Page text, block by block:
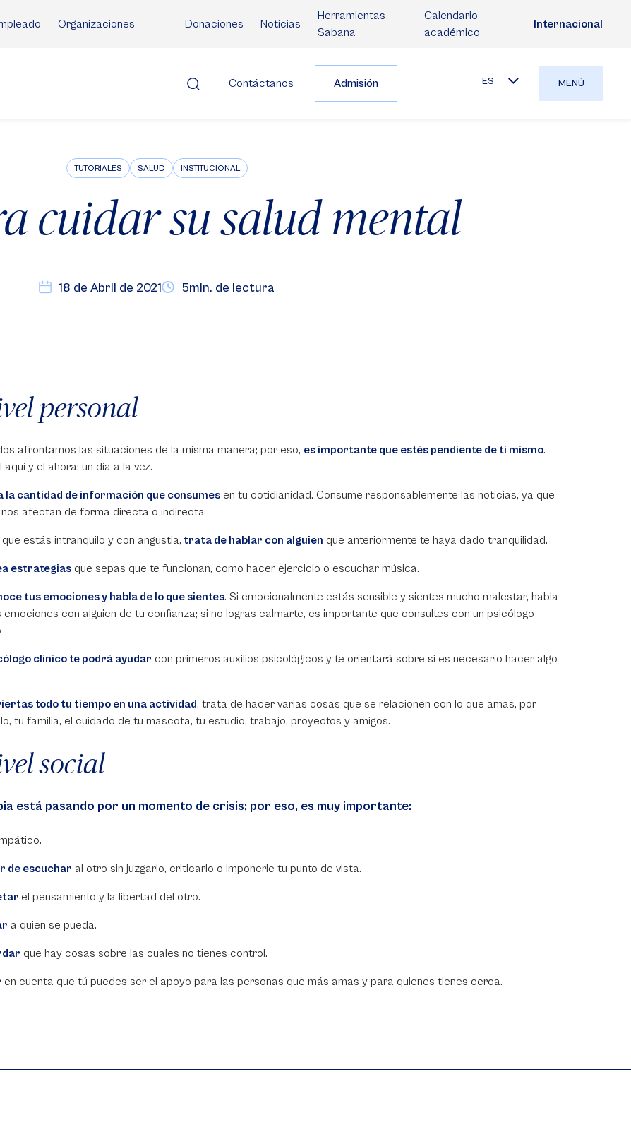
Organizaciones Donaciones Noticias
Herramientas
Sabana
Calendario
académico
Internacional
Contáctanos Admisión ES MENÚ
TUTORIALES SALUD INSTITUCIONAL
cuidar su salud mental
18 de Abril de 2021 5min. de lectura
personal
afrontamos las situaciones de la misma manera; por eso, es importante que estés pendiente de ti mismo.
aquí y el ahora; un día a la vez.
la cantidad de información que consumes en tu cotidianidad. Consume responsablemente las noticias, ya que
afectan de forma directa o indirecta
que estás intranquilo y con angustia, trata de hablar con alguien que anteriormente te haya dado tranquilidad.
estrategias que sepas que te funcionan, como hacer ejercicio o escuchar música.
tus emociones y habla de lo que sientes. Si emocionalmente estás sensible y sientes mucho malestar, habla
emociones con alguien de tu confianza; si no logras calmarte, es importante que consultes con un psicólogo
clínico te podrá ayudar con primeros auxilios psicológicos y te orientará sobre si es necesario hacer algo
todo tu tiempo en una actividad, trata de hacer varias cosas que se relacionen con lo que amas, por
tu familia, el cuidado de tu mascota, tu estudio, trabajo, proyectos y amigos.
social
está pasando por un momento de crisis; por eso, es muy importante:
de escuchar al otro sin juzgarlo, criticarlo o imponerle tu punto de vista.
el pensamiento y la libertad del otro.
a quien se pueda.
que hay cosas sobre las cuales no tienes control.
en cuenta que tú puedes ser el apoyo para las personas que más amas y para quienes tienes cerca.